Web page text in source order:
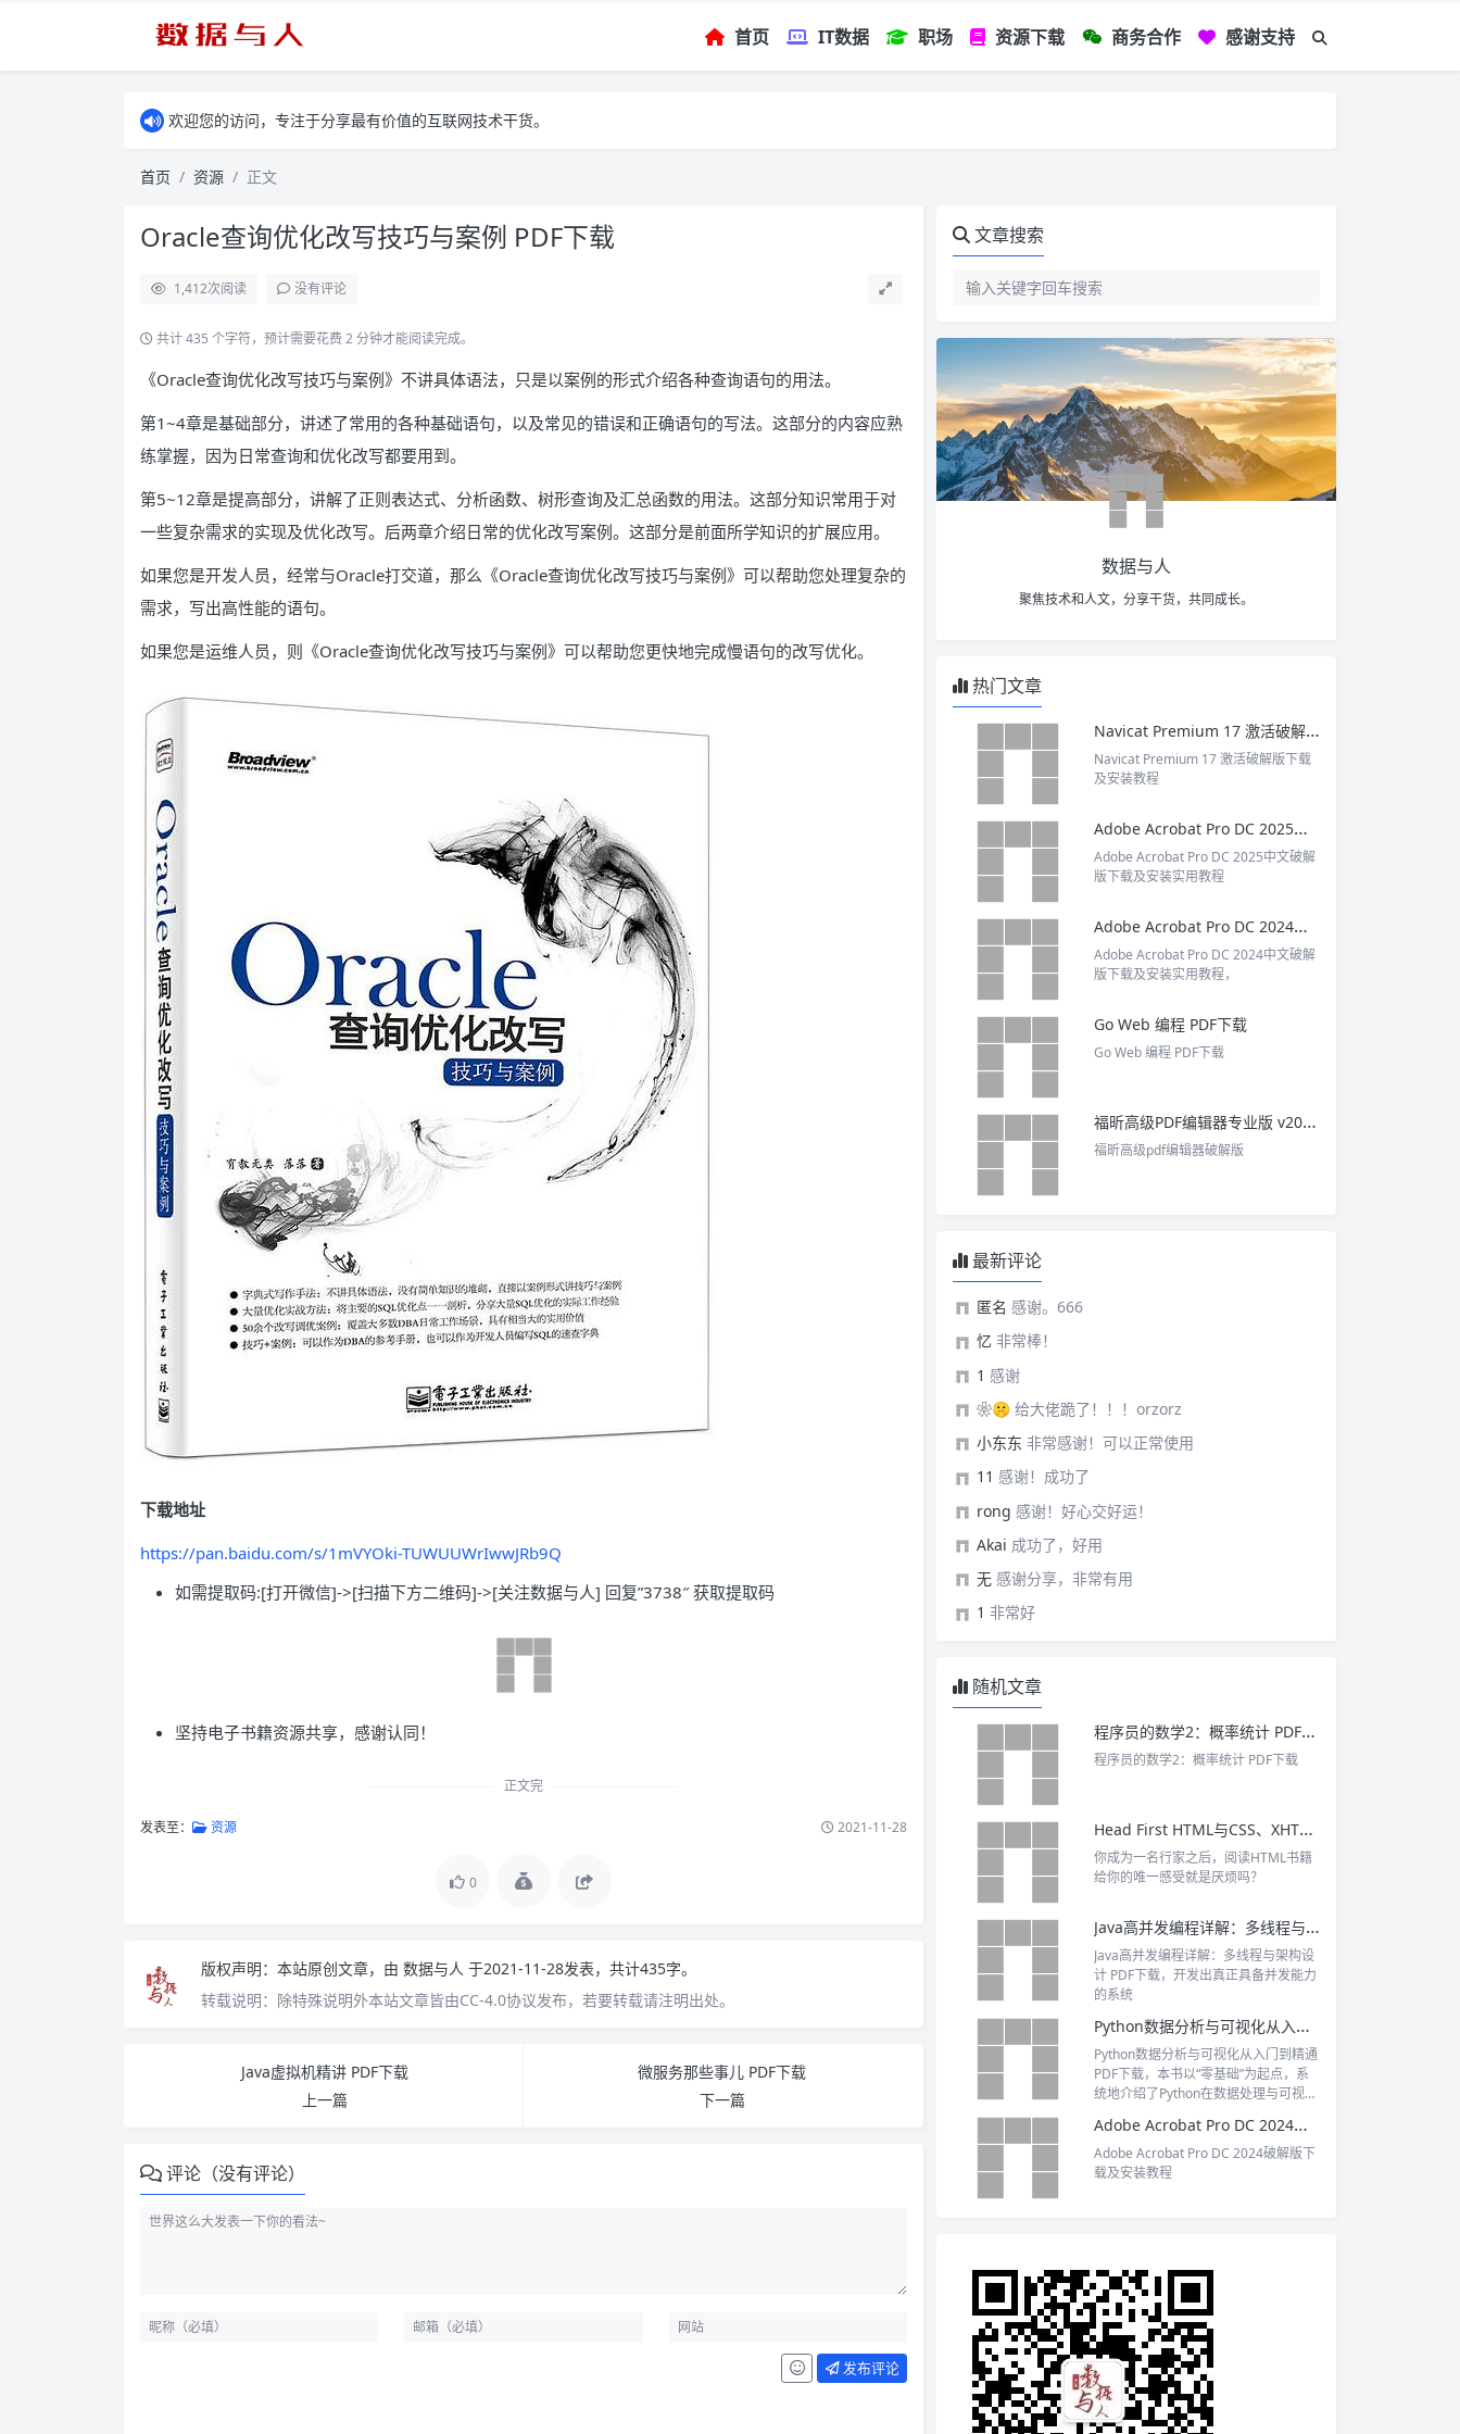
首页 IT数据 职场 资源下载 商务合作 感谢支持
欢迎您的访问，专注于分享最有价值的互联网技术干货。
首页 资源 正文
Oracle查询优化改写技巧与案例 PDF下载
1,412次阅读 没有评论
共计 435 个字符，预计需要花费 2 分钟才能阅读完成。
《Oracle查询优化改写技巧与案例》不讲具体语法，只是以案例的形式介绍各种查询语句的用法。
第1~4章是基础部分，讲述了常用的各种基础语句，以及常见的错误和正确语句的写法。这部分的内容应熟
练掌握，因为日常查询和优化改写都要用到。
第5~12章是提高部分，讲解了正则表达式、分析函数、树形查询及汇总函数的用法。这部分知识常用于对
一些复杂需求的实现及优化改写。后两章介绍日常的优化改写案例。这部分是前面所学知识的扩展应用。
如果您是开发人员，经常与Oracle打交道，那么《Oracle查询优化改写技巧与案例》可以帮助您处理复杂的
需求，写出高性能的语句。
如果您是运维人员，则《Oracle查询优化改写技巧与案例》可以帮助您更快地完成慢语句的改写优化。
下载地址
https://pan.baidu.com/s/1mVYOki-TUWUUWrIwwJRb9Q
如需提取码:[打开微信]->[扫描下方二维码]->[关注数据与人] 回复”3738″ 获取提取码
坚持电子书籍资源共享，感谢认同！
正文完
发表至： 资源 2021-11-28
0
版权声明： 本站原创文章，由 数据与人 于2021-11-28发表，共计435字。
转载说明： 除特殊说明外本站文章皆由CC-4.0协议发布，若要转载请注明出处。
Java虚拟机精讲 PDF下载
上一篇
微服务那些事儿 PDF下载
下一篇
评论（没有评论）
发布评论
文章搜索
数据与人
聚焦技术和人文，分享干货，共同成长。
热门文章
Navicat Premium 17 激活破解版下载及安装教程
Navicat Premium 17 激活破解版下载
及安装教程
Adobe Acrobat Pro DC 2025中文破解版下载及安装实用教程
Adobe Acrobat Pro DC 2025中文破解
版下载及安装实用教程
Adobe Acrobat Pro DC 2024中文破解版下载及安装实用教程
Adobe Acrobat Pro DC 2024中文破解
版下载及安装实用教程，
Go Web 编程 PDF下载
Go Web 编程 PDF下载
福昕高级PDF编辑器专业版 v2025 中文激活版
福昕高级pdf编辑器破解版
最新评论
匿名 感谢。666
忆 非常棒！
1 感谢
❀🤫 给大佬跪了！！！orzorz
小东东 非常感谢！可以正常使用
11 感谢！成功了
rong 感谢！好心交好运！
Akai 成功了，好用
无 感谢分享，非常有用
1 非常好
随机文章
程序员的数学2：概率统计 PDF下载
程序员的数学2：概率统计 PDF下载
Head First HTML与CSS、XHTML（中文版）pdf下载
你成为一名行家之后，阅读HTML书籍
给你的唯一感受就是厌烦吗？
Java高并发编程详解：多线程与架构设计 PDF下载
Java高并发编程详解：多线程与架构设
计 PDF下载，开发出真正具备并发能力
的系统
Python数据分析与可视化从入门到精通 PDF下载
Python数据分析与可视化从入门到精通
PDF下载，本书以“零基础”为起点，系
统地介绍了Python在数据处理与可视化
Adobe Acrobat Pro DC 2024破解版下载及安装教程
Adobe Acrobat Pro DC 2024破解版下
载及安装教程